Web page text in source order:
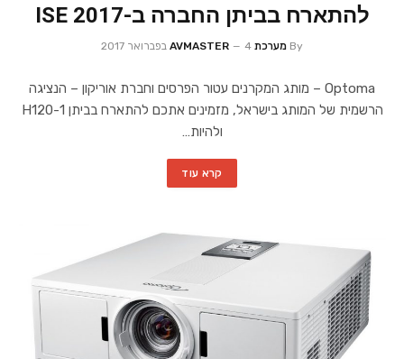
להתארח בביתן החברה ב-ISE 2017
By מערכת AVMASTER 4 בפברואר 2017
Optoma – מותג המקרנים עטור הפרסים וחברת אוריקון – הנציגה
הרשמית של המותג בישראל, מזמינים אתכם להתארח בביתן 1-H120
ולהיות…
קרא עוד